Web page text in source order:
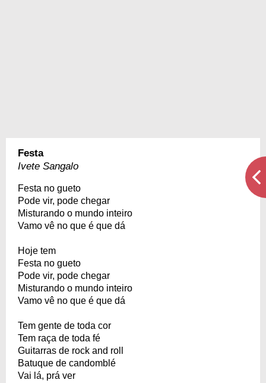
Festa
Ivete Sangalo
Festa no gueto
Pode vir, pode chegar
Misturando o mundo inteiro
Vamo vê no que é que dá
Hoje tem
Festa no gueto
Pode vir, pode chegar
Misturando o mundo inteiro
Vamo vê no que é que dá
Tem gente de toda cor
Tem raça de toda fé
Guitarras de rock and roll
Batuque de candomblé
Vai lá, prá ver